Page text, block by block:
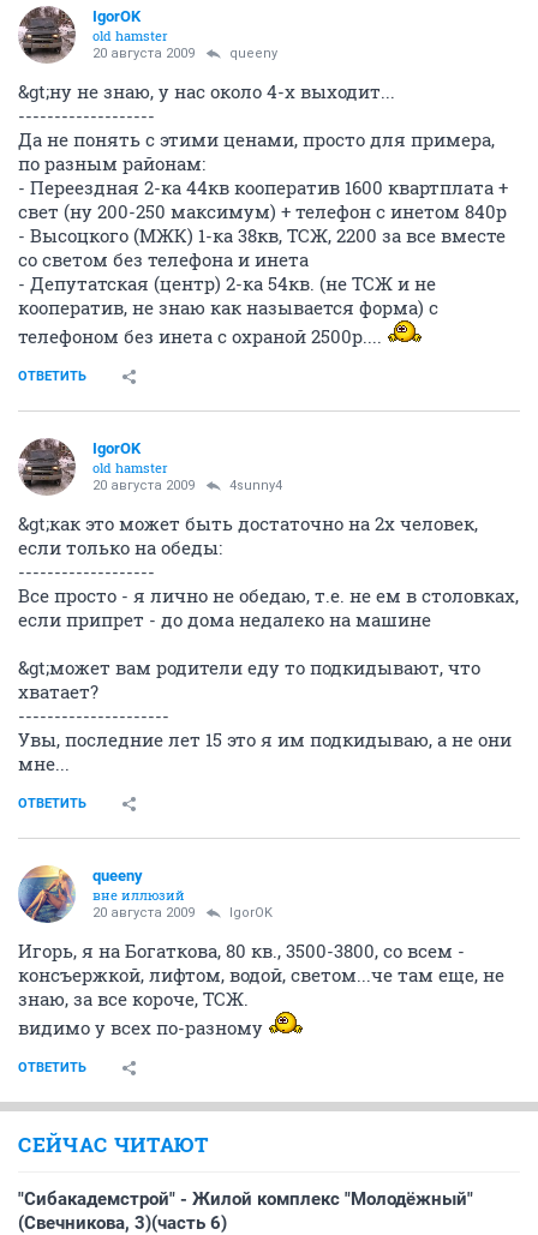
IgorOK
old hamster
20 августа 2009 queeny
&gt;ну не знаю, у нас около 4-х выходит...
-------------------
Да не понять с этими ценами, просто для примера,
по разным районам:
- Переездная 2-ка 44кв кооператив 1600 квартплата +
свет (ну 200-250 максимум) + телефон с инетом 840р
- Высоцкого (МЖК) 1-ка 38кв, ТСЖ, 2200 за все вместе
со светом без телефона и инета
- Депутатская (центр) 2-ка 54кв. (не ТСЖ и не
кооператив, не знаю как называется форма) с
телефоном без инета с охраной 2500р....
ОТВЕТИТЬ
IgorOK
old hamster
20 августа 2009 4sunny4
&gt;как это может быть достаточно на 2х человек,
если только на обеды:
-------------------
Все просто - я лично не обедаю, т.е. не ем в столовках,
если припрет - до дома недалеко на машине
&gt;может вам родители еду то подкидывают, что
хватает?
---------------------
Увы, последние лет 15 это я им подкидываю, а не они
мне...
ОТВЕТИТЬ
queeny
вне иллюзий
20 августа 2009 IgorOK
Игорь, я на Богаткова, 80 кв., 3500-3800, со всем -
консъержкой, лифтом, водой, светом...че там еще, не
знаю, за все короче, ТСЖ.
видимо у всех по-разному
ОТВЕТИТЬ
СЕЙЧАС ЧИТАЮТ
"Сибакадемстрой" - Жилой комплекс "Молодёжный"
(Свечникова, 3)(часть 6)